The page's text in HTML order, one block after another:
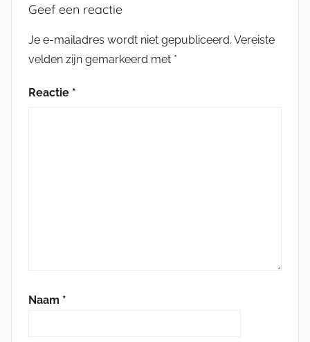
Geef een reactie
Je e-mailadres wordt niet gepubliceerd. Vereiste
velden zijn gemarkeerd met *
Reactie *
Naam *